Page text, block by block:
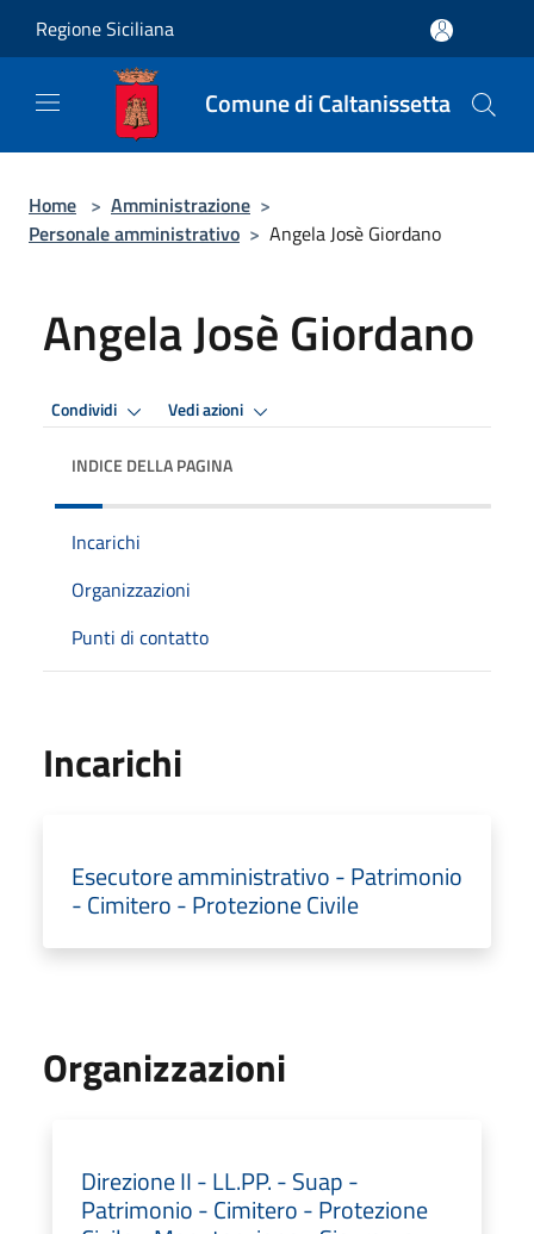
Regione Siciliana
Comune di Caltanissetta
Home > Amministrazione >
Personale amministrativo > Angela Josè Giordano
Angela Josè Giordano
Condividi Vedi azioni
INDICE DELLA PAGINA
Incarichi
Organizzazioni
Punti di contatto
Incarichi
Esecutore amministrativo - Patrimonio
- Cimitero - Protezione Civile
Organizzazioni
Direzione II - LL.PP. - Suap -
Patrimonio - Cimitero - Protezione